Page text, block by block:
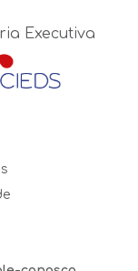
Executiva